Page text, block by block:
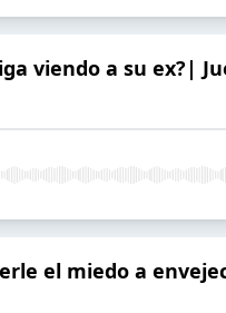
viendo a su ex?|
el miedo a